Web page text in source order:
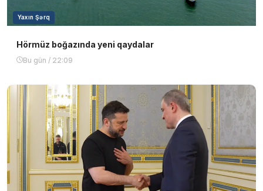
Yaxın Şərq
Hörmüz boğazında yeni qaydalar
Bu gün / 22:09